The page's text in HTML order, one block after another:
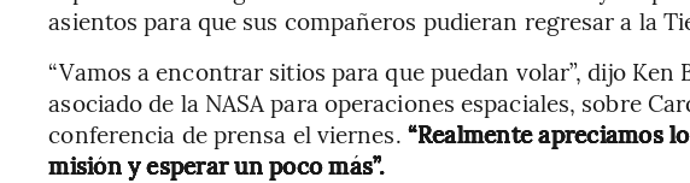
asientos para que sus compañeros pudieran regresar a la
“Vamos a encontrar sitios para que puedan volar”, dijo
asociado de la NASA para operaciones espaciales, sobre
conferencia de prensa el viernes. “Realmente apreciamos
misión y esperar un poco más”.